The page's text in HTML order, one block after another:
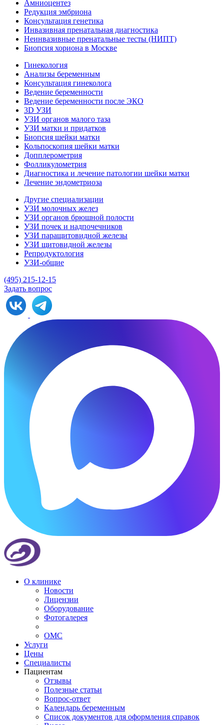
Амниоцентез
Редукция эмбриона
Консультация генетика
Инвазивная пренатальная диагностика
Неинвазивные пренатальные тесты (НИПТ)
Биопсия хориона в Москве
Гинекология
Анализы беременным
Консультация гинеколога
Ведение беременности
Ведение беременности после ЭКО
3D УЗИ
УЗИ органов малого таза
УЗИ матки и придатков
Биопсия шейки матки
Кольпоскопия шейки матки
Допплерометрия
Фолликулометрия
Диагностика и лечение патологии шейки матки
Лечение эндометриоза
Другие специализации
УЗИ молочных желез
УЗИ органов брюшной полости
УЗИ почек и надпочечников
УЗИ паращитовидной железы
УЗИ щитовидной железы
Репродуктология
УЗИ-общие
(495) 215-12-15
Задать вопрос
О клинике
Новости
Лицензии
Оборудование
Фотогалерея
ОМС
Услуги
Цены
Специалисты
Пациентам
Отзывы
Полезные статьи
Вопрос-ответ
Календарь беременным
Список документов для оформления справок